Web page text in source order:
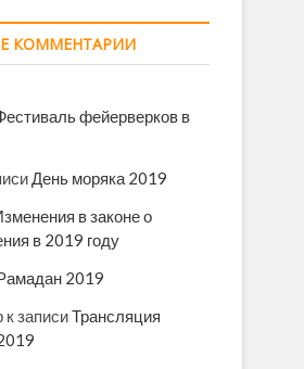
КОММЕНТАРИИ
фейерверков в
День моряка 2019
в законе о
в 2019 году
2019
к записиТрансляция